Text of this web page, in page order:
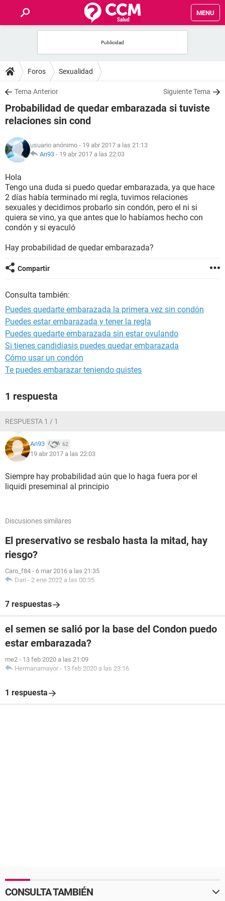
MENU
FOROS
SALUD
FAMILIA
NUTRICIÓN
SEXUALIDAD
GLOSARIO
Foros Sexualidad
Tema Anterior Siguiente Tema
Probabilidad de quedar embarazada si tuviste
relaciones sin cond
usuario anónimo - 19 abr 2017 a las 21:13
An93 - 19 abr 2017 a las 22:03
Hola
Tengo una duda si puedo quedar embarazada, ya que hace
2 días había terminado mi regla, tuvimos relaciones
sexuales y decidimos probarlo sin condón, pero el ni si
quiera se vino, ya que antes que lo habíamos hecho con
condón y si eyaculó
Hay probabilidad de quedar embarazada?
Compartir
Consulta también:
Puedes quedarte embarazada la primera vez sin condón
Puedes estar embarazada y tener la regla
Puedes quedarte embarazada sin estar ovulando
Si tienes candidiasis puedes quedar embarazada
Cómo usar un condón
Te puedes embarazar teniendo quistes
1 respuesta
RESPUESTA 1 / 1
An93 62
19 abr 2017 a las 22:03
Siempre hay probabilidad aún que lo haga fuera por el
liquidi preseminal al principio
Discusiones similares
El preservativo se resbalo hasta la mitad, hay
riesgo?
Caro_f84 - 6 mar 2016 a las 21:35
Dari - 2 ene 2022 a las 00:35
7 respuestas
el semen se salió por la base del Condon puedo
estar embarazada?
me2 - 13 feb 2020 a las 21:09
Hermanamayor - 13 feb 2020 a las 23:16
1 respuesta
CONSULTA TAMBIÉN